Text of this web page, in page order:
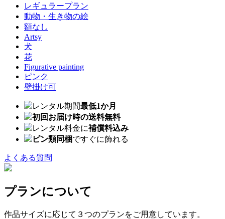
レギュラープラン
動物・生き物の絵
額なし
Artsy
犬
花
Figurative painting
ピンク
壁掛け可
レンタル期間最低1か月
初回お届け時の送料無料
レンタル料金に補償料込み
ピン類同梱ですぐに飾れる
よくある質問
プランについて
作品サイズに応じて３つのプランをご用意しています。